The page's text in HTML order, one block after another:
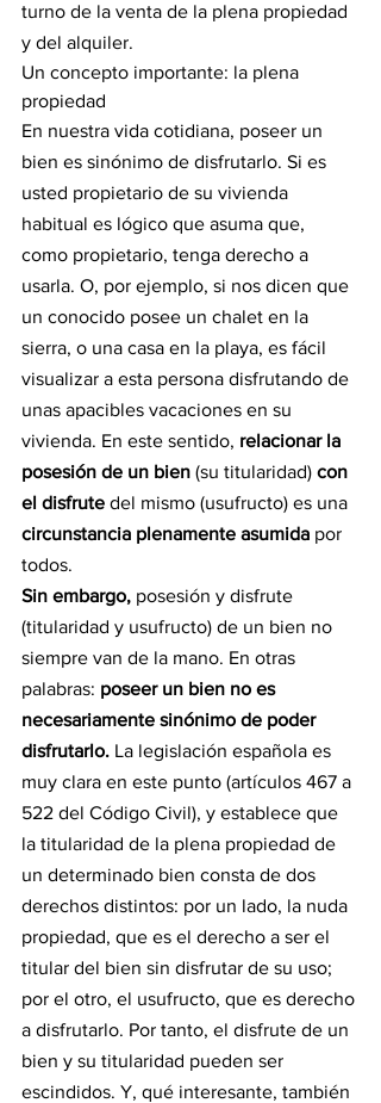
turno de la venta de la plena propiedad
y del alquiler.
Un concepto importante: la plena
propiedad
En nuestra vida cotidiana, poseer un
bien es sinónimo de disfrutarlo. Si es
usted propietario de su vivienda
habitual es lógico que asuma que,
como propietario, tenga derecho a
usarla. O, por ejemplo, si nos dicen que
un conocido posee un chalet en la
sierra, o una casa en la playa, es fácil
visualizar a esta persona disfrutando de
unas apacibles vacaciones en su
vivienda. En este sentido, relacionar la
posesión de un bien (su titularidad) con
el disfrute del mismo (usufructo) es una
circunstancia plenamente asumida por
todos.
Sin embargo, posesión y disfrute
(titularidad y usufructo) de un bien no
siempre van de la mano. En otras
palabras: poseer un bien no es
necesariamente sinónimo de poder
disfrutarlo. La legislación española es
muy clara en este punto (artículos 467 a
522 del Código Civil), y establece que
la titularidad de la plena propiedad de
un determinado bien consta de dos
derechos distintos: por un lado, la nuda
propiedad, que es el derecho a ser el
titular del bien sin disfrutar de su uso;
por el otro, el usufructo, que es derecho
a disfrutarlo. Por tanto, el disfrute de un
bien y su titularidad pueden ser
escindidos. Y, qué interesante, también